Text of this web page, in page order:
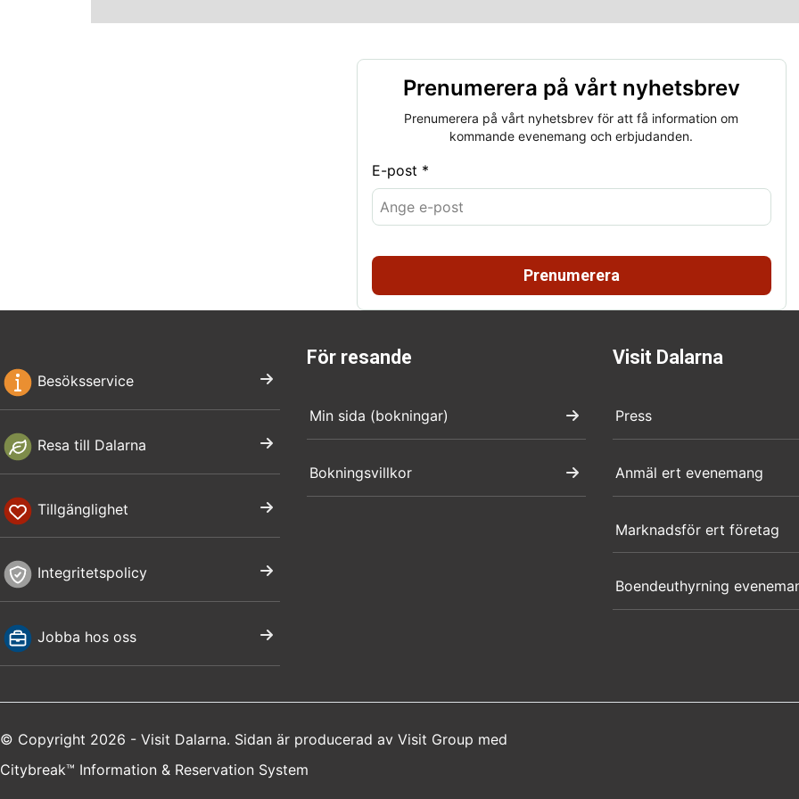
Prenumerera på vårt nyhetsbrev
Prenumerera på vårt nyhetsbrev för att få information om
kommande evenemang och erbjudanden.
E-post *
Prenumerera
Besöksservice
Resa till Dalarna
Tillgänglighet
Integritetspolicy
Jobba hos oss
För resande
Min sida (bokningar)
Bokningsvillkor
Visit Dalarna
Press
Anmäl ert evenemang
Marknadsför ert företag
Boendeuthyrning
© Copyright 2026 - Visit Dalarna. Sidan är producerad av Visit Group med
Citybreak™ Information & Reservation System